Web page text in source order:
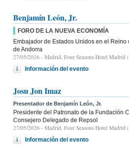
Benjamín León, Jr.
FORO DE LA NUEVA ECONOMÍA
Embajador de Estados Unidos en el
de Andorra
27/05/2026 - Madrid, Four Seasons Hotel Madrid
Información del evento
Josu Jon Imaz
Presentador de Benjamín León, Jr.
Presidente del Patronato de la Fundación
Consejero Delegado de Repsol
27/05/2026 - Madrid, Four Seasons Hotel Madrid
Información del evento